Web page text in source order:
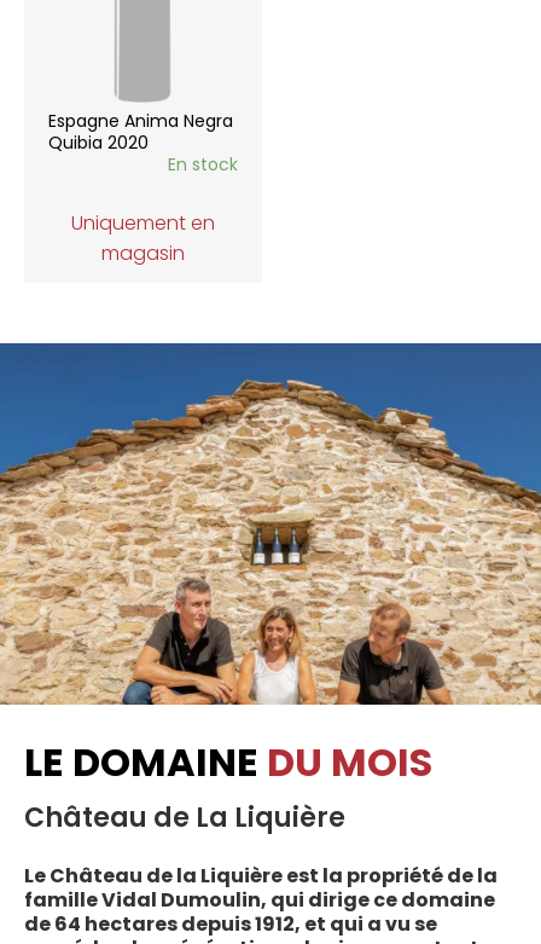
Espagne Anima Negra
Quibia 2020
En stock
Uniquement en
magasin
LE DOMAINE DU MOIS
Château de La Liquière
Le Château de la Liquière est la propriété de la
famille Vidal Dumoulin, qui dirige ce domaine
de 64 hectares depuis 1912, et qui a vu se